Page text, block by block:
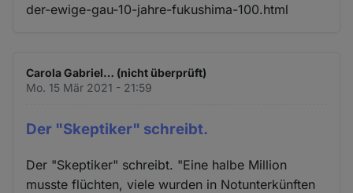
der-ewige-gau-10-jahre-fukushima-100.html
Carola Gabriel… (nicht überprüft)
Mo. 15 Mär 2021 - 21:59
Der "Skeptiker" schreibt.
Der "Skeptiker" schreibt. "Eine halbe Million
musste flüchten, viele wurden in Notunterkünften